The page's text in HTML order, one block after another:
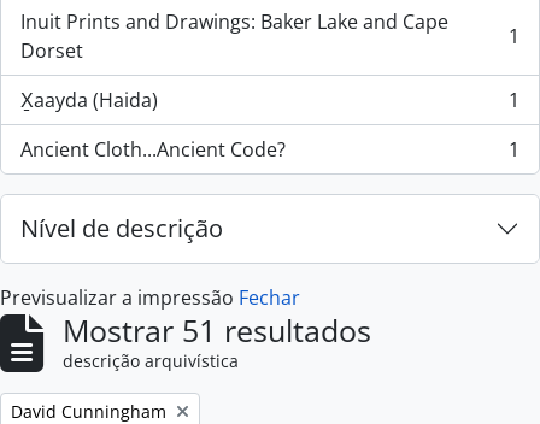
Inuit Prints and Drawings: Baker Lake and Cape
Dorset
, 1 resultados 1
X̱aayda (Haida)
, 1 resultados
1
Ancient Cloth...Ancient Code?
, 1 resultados 1
Nível de descrição
Previsualizar a impressão Fechar
Mostrar 51 resultados
descrição arquivística
Remove filter:
David Cunningham